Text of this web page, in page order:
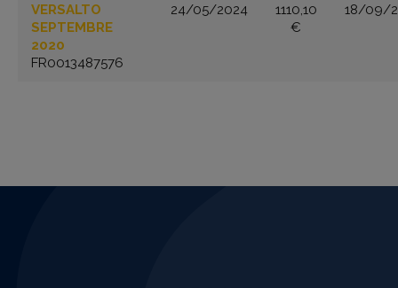
VERSALTO
SEPTEMBRE
2020
FR0013487576
24/05/2024
1110,10
€
18/09/